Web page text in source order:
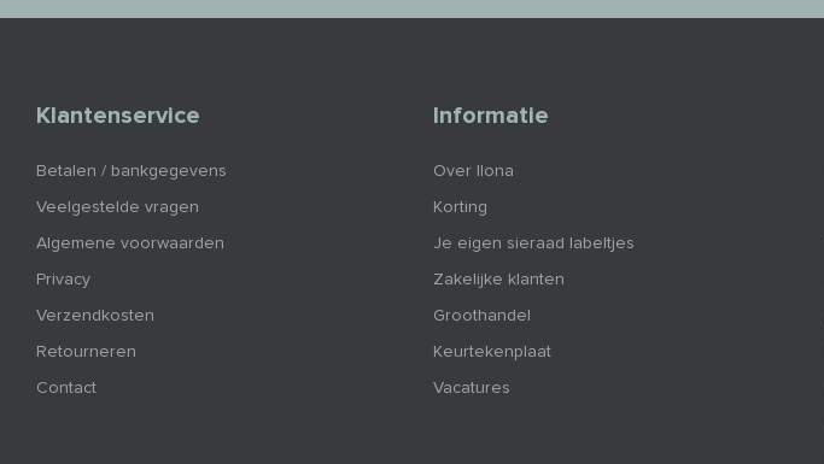
Klantenservice
Betalen / bankgegevens
Veelgestelde vragen
Algemene voorwaarden
Privacy
Verzendkosten
Retourneren
Contact
Informatie
Over Ilona
Korting
Je eigen sieraad labeltjes
Zakelijke klanten
Groothandel
Keurtekenplaat
Vacatures